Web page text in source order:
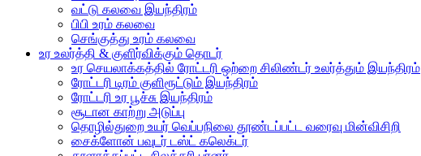
வட்டு கலவை இயந்திரம்
பிபி உரம் கலவை
செங்குத்து உரம் கலவை
உர உலர்த்தி & குளிர்விக்கும் தொடர்
உர செயலாக்கத்தில் ரோட்டரி ஒற்றை சிலிண்டர் உலர்த்தும் இயந்திரம்
ரோட்டரி டிரம் குளிரூட்டும் இயந்திரம்
ரோட்டரி உர பூச்சு இயந்திரம்
சூடான காற்று அடுப்பு
தொழில்துறை உயர் வெப்பநிலை தூண்டப்பட்ட வரைவு மின்விசிறி
சைக்ளோன் பவுடர் டஸ்ட் கலெக்டர்